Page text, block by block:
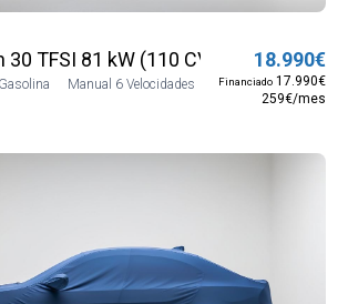
TFSI 81 kW (110 CV)
Gasolina Manual 6 Velocidades
18.990€
Financiado 17.990€
259€/mes